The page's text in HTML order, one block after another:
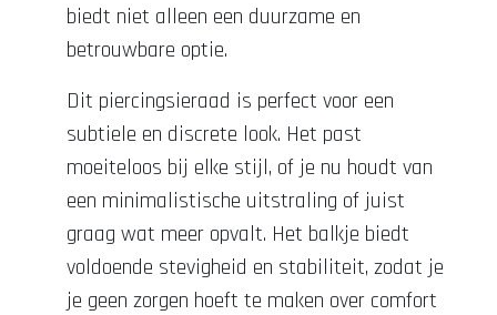
biedt niet alleen een duurzame en
betrouwbare optie.
Dit piercingsieraad is perfect voor een
subtiele en discrete look. Het past
moeiteloos bij elke stijl, of je nu houdt van
een minimalistische uitstraling of juist
graag wat meer opvalt. Het balkje biedt
voldoende stevigheid en stabiliteit, zodat je
je geen zorgen hoeft te maken over comfort